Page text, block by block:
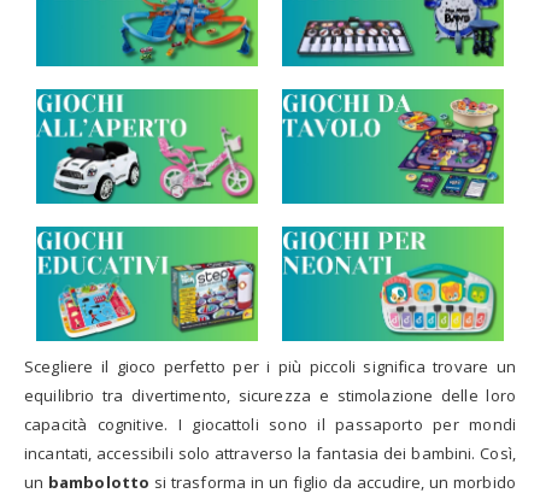
Scegliere il gioco perfetto per i più piccoli significa trovare un
equilibrio tra divertimento, sicurezza e stimolazione delle loro
capacità cognitive. I giocattoli sono il passaporto per mondi
incantati, accessibili solo attraverso la fantasia dei bambini. Così,
un bambolotto si trasforma in un figlio da accudire, un morbido